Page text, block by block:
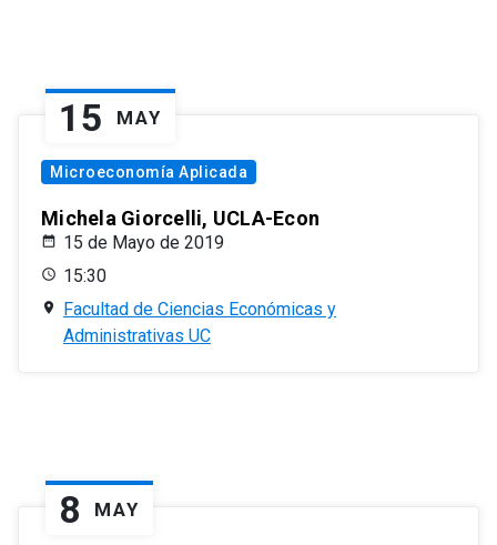
15 MAY
Microeconomía Aplicada
Michela Giorcelli, UCLA-Econ
15 de Mayo de 2019
15:30
Facultad de Ciencias Económicas y
Administrativas UC
8 MAY